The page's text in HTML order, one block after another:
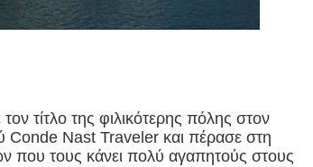
τίτλο της φιλικότερης πόλης στον
Conde Nast Traveler και πέρασε στη
που τους κάνει πολύ αγαπητούς στους